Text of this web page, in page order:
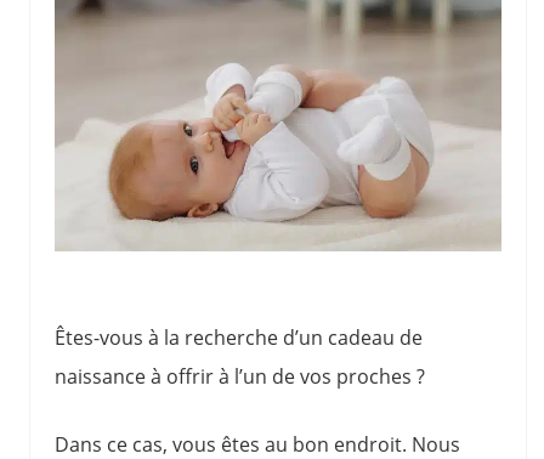
Êtes-vous à la recherche d’un cadeau de
naissance à offrir à l’un de vos proches ?
Dans ce cas, vous êtes au bon endroit. Nous